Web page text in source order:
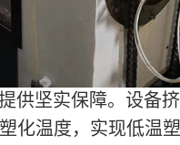
供坚实保障。设备
化温度，实现低温